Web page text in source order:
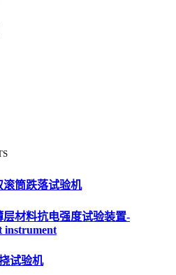
滚筒跌落试验机
层材料抗电强度试验装置-
instrument
试验机